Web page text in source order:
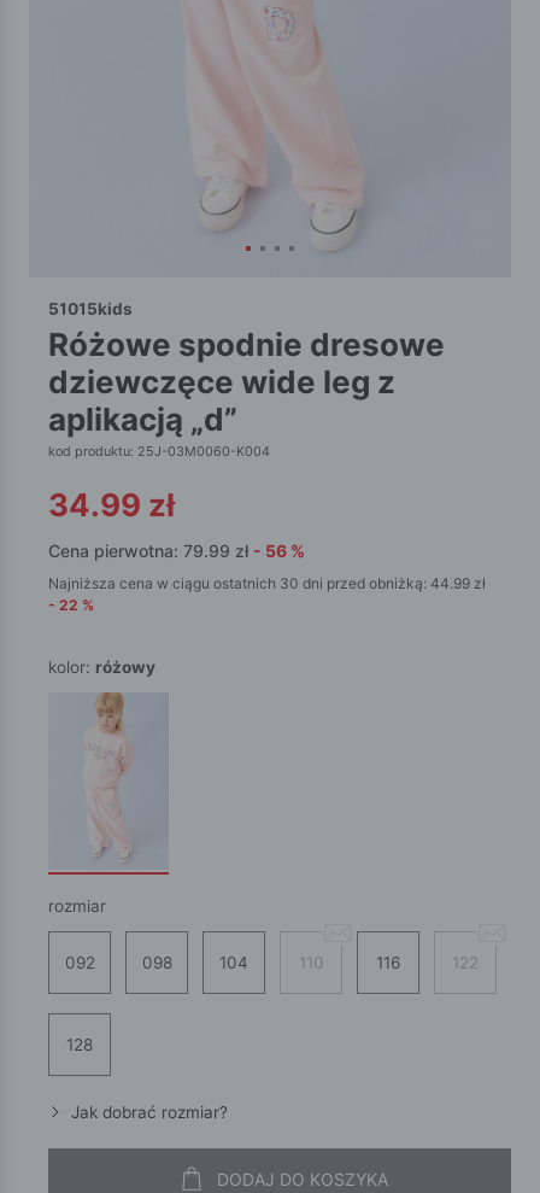
51015kids
różowe spodnie dresowe
dziewczęce wide leg z
aplikacją „d”
kod produktu: 25J-03M0060-K004
34.99 zł
Cena pierwotna: 79.99 zł - 56 %
Najniższa cena w ciągu ostatnich 30 dni przed obniżką: 44.99 zł
- 22 %
kolor: różowy
rozmiar
092 098 104 110 116 122
128
Jak dobrać rozmiar?
DODAJ DO KOSZYKA